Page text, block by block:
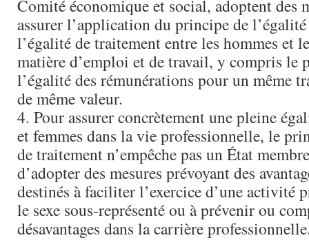
Comité économique et social, adoptent des
assurer l’application du principe de l’égalité
l’égalité de traitement entre les hommes et
matière d’emploi et de travail, y compris le
l’égalité des rémunérations pour un même
de même valeur.
4. Pour assurer concrètement une pleine
et femmes dans la vie professionnelle, le
de traitement n’empêche pas un État
d’adopter des mesures prévoyant des
destinés à faciliter l’exercice d’une activité
le sexe sous-représenté ou à prévenir ou
désavantages dans la carrière